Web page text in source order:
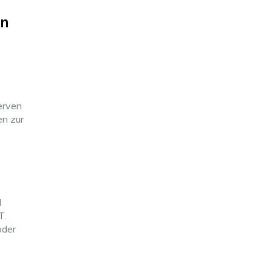
zur